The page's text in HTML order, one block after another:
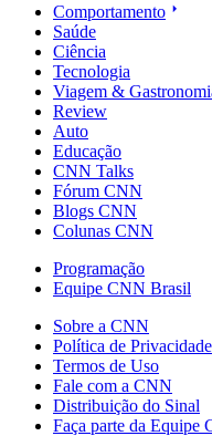
Comportamento
Saúde
Ciência
Tecnologia
Viagem &
Review
Auto
Educação
CNN Talks
Fórum CNN
Blogs CNN
Colunas CNN
Programação
Equipe CNN Brasil
Sobre a CNN
Política de Privacidade
Termos de Uso
Fale com a CNN
Distribuição do Sinal
Faça parte da Equipe